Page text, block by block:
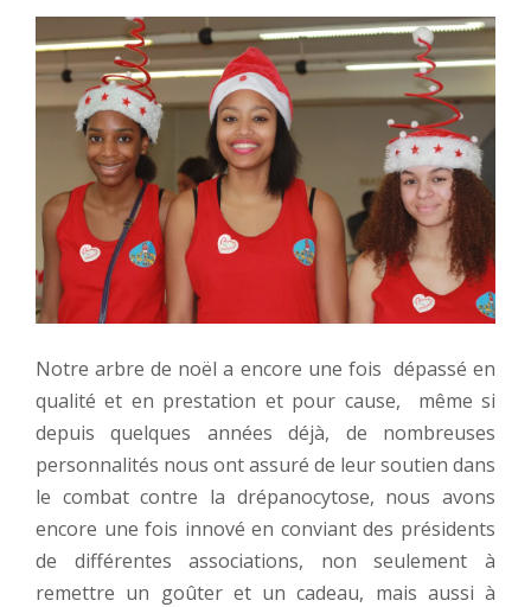
Notre arbre de noël a encore une fois dépassé en
qualité et en prestation et pour cause, même si
depuis quelques années déjà, de nombreuses
personnalités nous ont assuré de leur soutien dans
le combat contre la drépanocytose, nous avons
encore une fois innové en conviant des présidents
de différentes associations, non seulement à
remettre un goûter et un cadeau, mais aussi à